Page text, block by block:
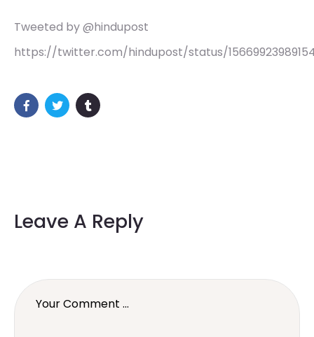
Tweeted by @hindupost
https://twitter.com/hindupost/status/
Leave A Reply